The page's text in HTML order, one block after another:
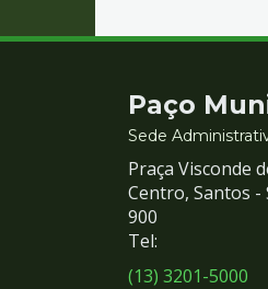
e
Redes
Sociais
Paço
Sede
Praça Visconde
Centro, Santos -
900
Tel:
(13) 3201-5000